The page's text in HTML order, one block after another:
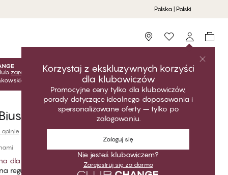
Polska | Polski
Storefinder
Korzystaj z ekskluzywnych korzyści
dla klubowiczów
Promocyjne ceny tylko dla klubowiczów,
porady dotyczące idealnego dopasowania i
spersonalizowane oferty – tylko po
zalogowaniu.
Zaloguj się
Nie jesteś klubowiczem?
Zarejestruj się za darmo
lub zarejestruj się za darmo, aby odblokować ekskluzywne
Ceny klubowe są aktywne tylko po zalogowaniu.
Full Support Minimizer
opinie
dla klubowiczów
regularna